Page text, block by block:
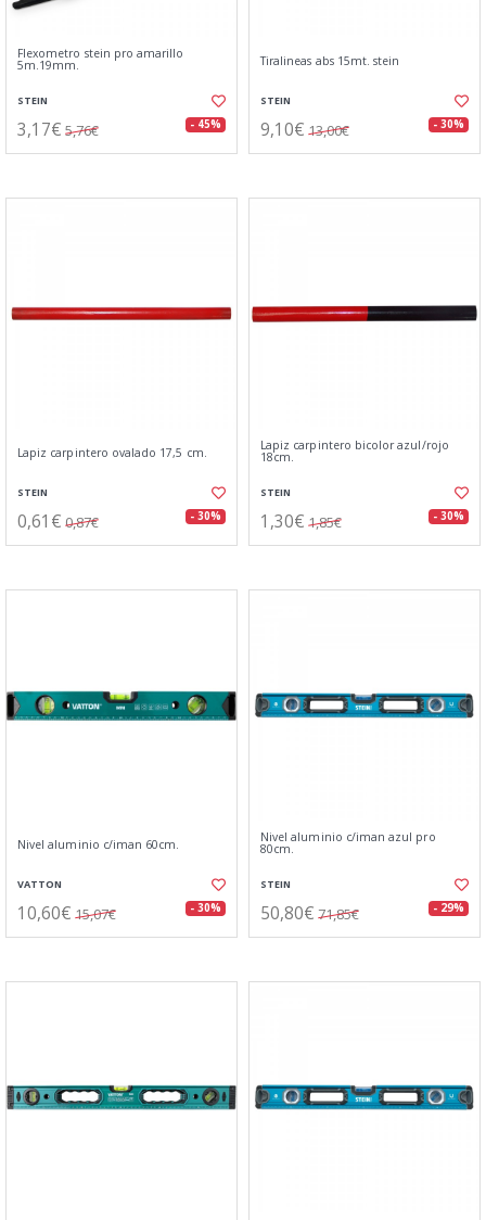
Flexometro stein pro amarillo
5m.19mm.
STEIN
3,17€ 5,76€ - 45%
Tiralineas abs 15mt. stein
STEIN
9,10€ 13,00€ - 30%
Lapiz carpintero ovalado 17,5 cm.
STEIN
0,61€ 0,87€ - 30%
Lapiz carpintero bicolor azul/rojo
18cm.
STEIN
1,30€ 1,85€ - 30%
Nivel aluminio c/iman 60cm.
VATTON
10,60€ 15,07€ - 30%
Nivel aluminio c/iman azul pro
80cm.
STEIN
50,80€ 71,85€ - 29%